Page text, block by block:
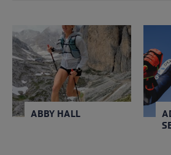
ABBY HALL
ABBY HALL
NATION
USA
GEBURTSJAHR
1990
Schließen NATION
1994